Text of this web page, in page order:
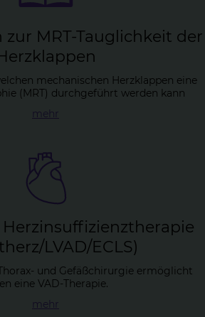
MRT-Taug­lich­keit der
mechanischen Herzklappen eine
(MRT) durchgeführt werden kann
mehr
LVAD/ECLS)
und Gefäßchirurgie ermöglicht
eine VAD-Therapie.
mehr